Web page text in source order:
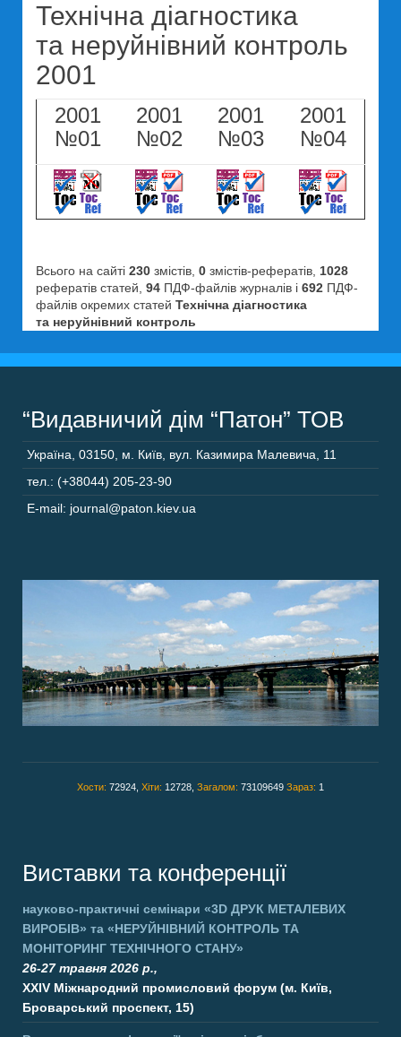
Технічна діагностика
та неруйнівний контроль
2001
2001
№01
2001
№02
2001
№03
2001
№04
Всього на сайті 230 змістів, 0 змістів-рефератів, 1028
рефератів статей, 94 ПДФ-файлів журналів і 692 ПДФ-
файлів окремих статей Технічна діагностика
та неруйнівний контроль
“Видавничий дім “Патон” ТОВ
Україна 03150 м. Київ, вул. Казимира Малевича, 11
тел.: (+38044) 205-23-90
E-mail: journal@paton.kiev.ua
Хости: 72924, Хіти: 12728, Загалом: 73109649 Зараз: 1
Виставки та конференції
науково-практичні семінари «3D ДРУК МЕТАЛЕВИХ
ВИРОБІВ» та «НЕРУЙНІВНИЙ КОНТРОЛЬ ТА
МОНІТОРИНГ ТЕХНІЧНОГО СТАНУ»
26-27 травня 2026 р.,
XXIV Міжнародний промисловий форум (м. Київ,
Броварський проспект, 15)